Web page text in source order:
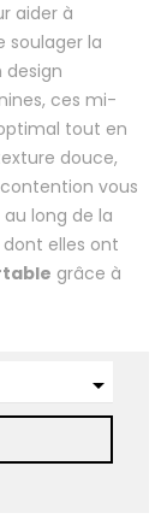
aider à
soulager la
design
ces mi-
tout en
douce,
vous
long de la
dont elles ont
grâce à
